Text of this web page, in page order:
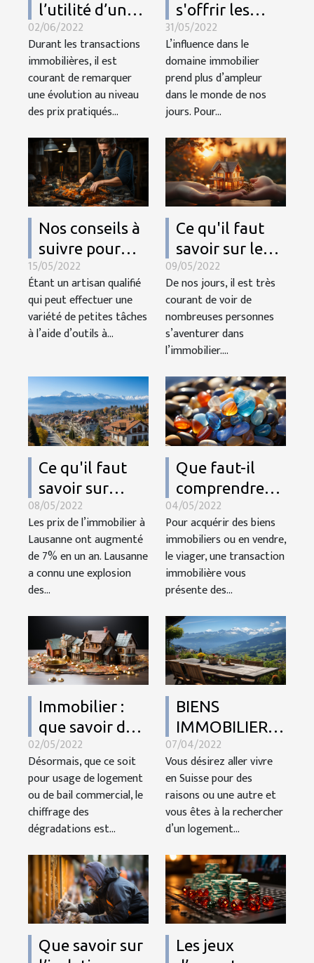
l’utilité d’une
carte des prix
immobilier ?
02/06/2022
Durant les transactions
immobilières, il est
courant de remarquer
une évolution au niveau
des prix pratiqués...
s'offrir les
services d’une
agence
immobilière?
31/05/2022
L’influence dans le
domaine immobilier
prend plus d’ampleur
dans le monde de nos
jours. Pour...
Nos conseils à
suivre pour
devenir un
bricoleur
15/05/2022
Étant un artisan qualifié
qui peut effectuer une
variété de petites tâches
à l’aide d’outils à...
Ce qu'il faut
savoir sur le
vendeur de
bien
immobilier
09/05/2022
De nos jours, il est très
courant de voir de
nombreuses personnes
s’aventurer dans
l’immobilier....
Ce qu'il faut
savoir sur
l’évolution du
prix de
l’immobilier à
Lausanne
08/05/2022
Les prix de l’immobilier à
Lausanne ont augmenté
de 7% en un an. Lausanne
a connu une explosion
des...
Que faut-il
comprendre
du viager ?
04/05/2022
Pour acquérir des biens
immobiliers ou en vendre,
le viager, une transaction
immobilière vous
présente des...
Immobilier :
que savoir du
chiffrage de
dégradation ?
02/05/2022
Désormais, que ce soit
pour usage de logement
ou de bail commercial, le
chiffrage des
dégradations est...
BIENS
IMMOBILIERS
À VENDRE EN
SUISSE
07/04/2022
Vous désirez aller vivre
en Suisse pour des
raisons ou une autre et
vous êtes à la rechercher
d’un logement...
Que savoir sur
Les jeux